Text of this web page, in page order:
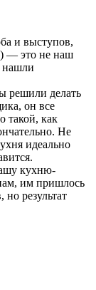
и выступов,
— это не наш
нашли
решили делать
он все
такой, как
Не
идеально
кухню-
им пришлось
результат